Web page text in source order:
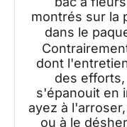
montrés sur la
dans le
dont
des
s'épanouit en
ayez à
ou à le